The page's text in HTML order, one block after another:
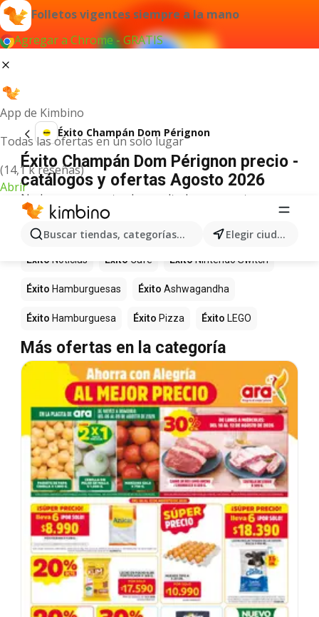
Folletos vigentes siempre a la mano
Agregar a Chrome - GRATIS
App de Kimbino
Todas las ofertas en un solo lugar
(14,1 k reseñas)
Abrir
Buscar tiendas, categorías, productos... Elegir ciudad
Éxito Champán Dom Pérignon
Éxito Champán Dom Pérignon precio -
catálogos y ofertas Agosto 2026
No hemos encontrado resultados para este
término.
Más productos en tiendas Éxito
Éxito Noticias Éxito Café Éxito Nintendo Switch
Éxito Hamburguesas Éxito Ashwagandha
Éxito Hamburguesa Éxito Pizza Éxito LEGO
Más ofertas en la categoría